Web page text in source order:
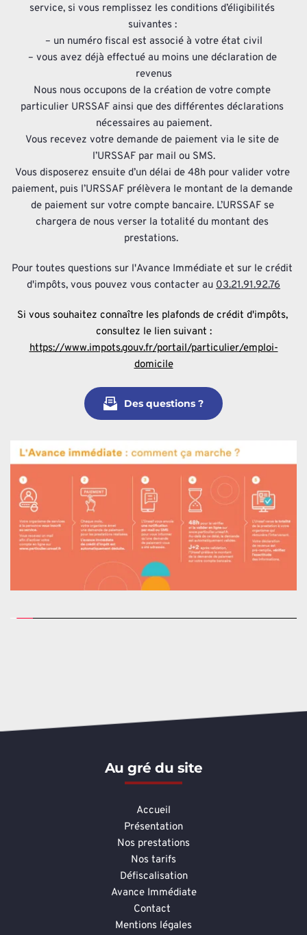
service, si vous remplissez les conditions d’éligibilités
suivantes :
– un numéro fiscal est associé à votre état civil
– vous avez déjà effectué au moins une déclaration de
revenus
Nous nous occupons de la création de votre compte
particulier URSSAF ainsi que des différentes déclarations
nécessaires au paiement.
Vous recevez votre demande de paiement via le site de
l’URSSAF par mail ou SMS.
Vous disposerez ensuite d’un délai de 48h pour valider votre
paiement, puis l’URSSAF prélèvera le montant de la demande
de paiement sur votre compte bancaire. L’URSSAF se
chargera de nous verser la totalité du montant des
prestations.
Pour toutes questions sur l'Avance Immédiate et sur le crédit
d'impôts, vous pouvez vous contacter au 03.21.91.92.76
Si vous souhaitez connaître les plafonds de crédit d'impôts,
consultez le lien suivant :
https://www.impots.gouv.fr/portail/particulier/emploi-
domicile
Des questions ?
Au gré du site
Accueil
Présentation
Nos prestations
Nos tarifs
Défiscalisation
Avance Immédiate
Contact
Mentions légales